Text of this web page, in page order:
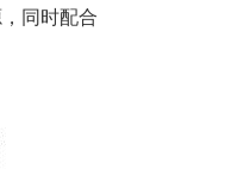
同时配合